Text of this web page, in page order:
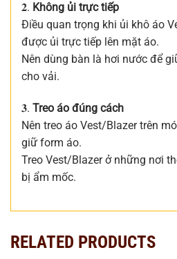
𝟐. Không ủi trực tiếp
Điều quan trọng khi ủi khô áo
được ủi trực tiếp lên mặt áo.
Nên dùng bàn là hơi nước để
cho vải.
𝟑. Treo áo đúng cách
Nên treo áo Vest/Blazer trên
giữ form áo.
Treo Vest/Blazer ở những nơi
bị ẩm mốc.
RELATED PRODUCTS